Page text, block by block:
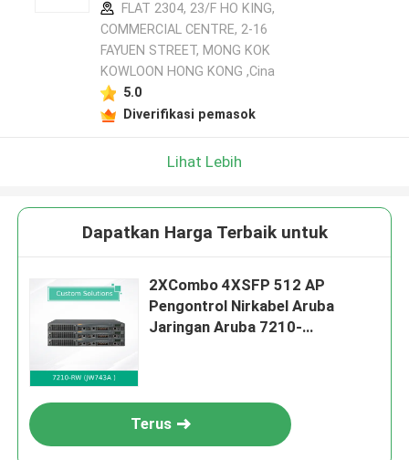
FLAT 2304, 23/F HO KING,
COMMERCIAL CENTRE, 2-16
FAYUEN STREET, MONG KOK
KOWLOON HONG KONG ,Cina
5.0
Diverifikasi pemasok
Lihat Lebih
Dapatkan Harga Terbaik untuk
2XCombo 4XSFP 512 AP
Pengontrol Nirkabel Aruba
Jaringan Aruba 7210-
Terus